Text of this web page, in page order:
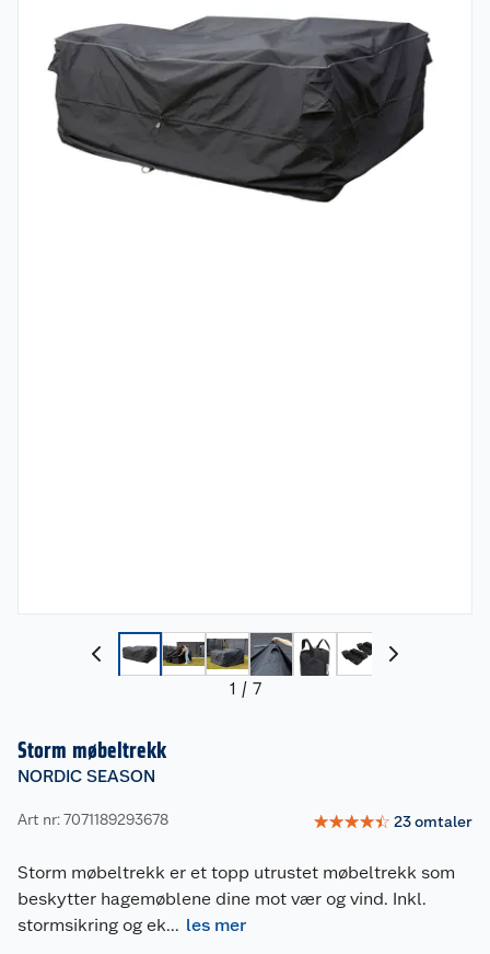
1 / 7
Storm møbeltrekk
NORDIC SEASON
Art nr: 7071189293678 ☆☆☆☆☆ 23omtaler
Storm møbeltrekk er et topp utrustet møbeltrekk som
beskytter hagemøblene dine mot vær og vind. Inkl.
stormsikring og ek... les mer